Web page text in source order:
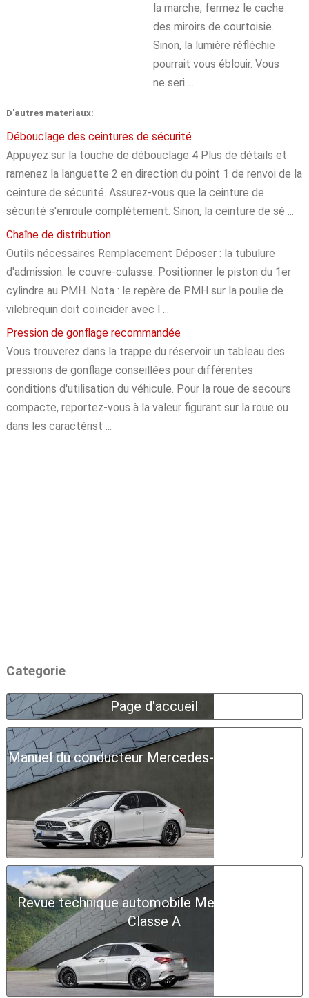
la marche, fermez le cache
des miroirs de courtoisie.
Sinon, la lumière réfléchie
pourrait vous éblouir. Vous
ne seri ...
D'autres materiaux:
Débouclage des ceintures de sécurité
Appuyez sur la touche de débouclage 4 Plus de détails et
ramenez la languette 2 en direction du point 1 de renvoi de la
ceinture de sécurité. Assurez-vous que la ceinture de
sécurité s'enroule complètement. Sinon, la ceinture de sé ...
Chaîne de distribution
Outils nécessaires Remplacement Déposer : la tubulure
d'admission. le couvre-culasse. Positionner le piston du 1er
cylindre au PMH. Nota : le repère de PMH sur la poulie de
vilebrequin doit coïncider avec l ...
Pression de gonflage recommandée
Vous trouverez dans la trappe du réservoir un tableau des
pressions de gonflage conseillées pour différentes
conditions d'utilisation du véhicule. Pour la roue de secours
compacte, reportez-vous à la valeur figurant sur la roue ou
dans les caractérist ...
Categorie
Page d'accueil
Manuel du conducteur Mercedes-Benz Classe A
Revue technique automobile Mercedes-Benz
Classe A